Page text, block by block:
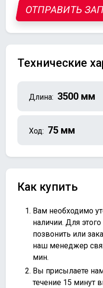
ОТПРАВИТЬ
Технические
Длина: 3500 мм
Ход: 75 мм
Как купить
Вам необходимо
наличии. Для
позвонить или
наш менеджер
мин.
Вы присылаете
течение 15 минут